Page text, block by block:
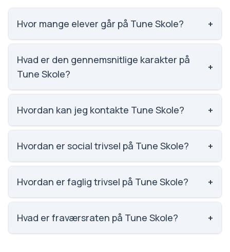
Hvor mange elever går på Tune Skole? +
Tune Skole har 658 elever, hvilket gør den til nummer
253 ud af 3143 skoler.
Hvad er den gennemsnitlige karakter på
Tune Skole?
+
Karaktergennemsnittet på Tune Skole er 6.1,
nummer 1378 ud af 3143 skoler.
Hvordan kan jeg kontakte Tune Skole? +
Email: tuneskole@greve.dk. Telefon: 4397 3250.
Adresse: Tune Skole Skolegade 10, Tune, 4030
Hvordan er social trivsel på Tune Skole? +
Social trivsel på Tune Skole er 3.8 ud af 5, nummer
1246 ud af 3143 skoler. Scoren er baseret på
Hvordan er faglig trivsel på Tune Skole? +
Faglig trivsel på Tune Skole er 3.5 ud af 5, nummer
1084 ud af 3143 skoler. Scoren er baseret på
Hvad er fraværsraten på Tune Skole? +